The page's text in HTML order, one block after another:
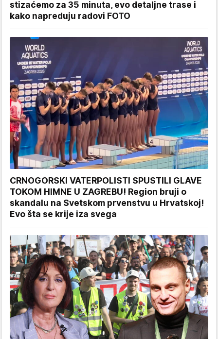
stizaćemo za 35 minuta, evo detaljne trase i
kako napreduju radovi FOTO
CRNOGORSKI VATERPOLISTI SPUSTILI GLAVE
TOKOM HIMNE U ZAGREBU! Region bruji o
skandalu na Svetskom prvenstvu u Hrvatskoj!
Evo šta se krije iza svega